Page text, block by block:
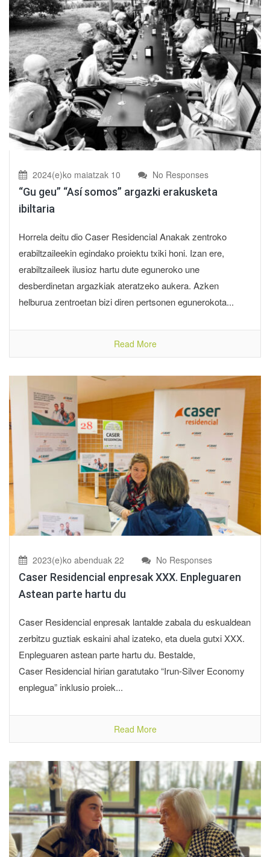
2024(e)ko maiatzak 10 No Responses
“Gu geu” “Así somos” argazki erakusketa
ibiltaria
Horrela deitu dio Caser Residencial Anakak zentroko
erabiltzaileekin egindako proiektu txiki honi. Izan ere,
erabiltzaileek ilusioz hartu dute eguneroko une
desberdinetan argazkiak ateratzeko aukera. Azken
helburua zentroetan bizi diren pertsonen egunerokota...
Read More
2023(e)ko abenduak 22 No Responses
Caser Residencial enpresak XXX. Enpleguaren
Astean parte hartu du
Caser Residencial enpresak lantalde zabala du eskualdean
zerbitzu guztiak eskaini ahal izateko, eta duela gutxi XXX.
Enpleguaren astean parte hartu du. Bestalde,
Caser Residencial hirian garatutako “Irun-Silver Economy
enplegua” inklusio proiek...
Read More